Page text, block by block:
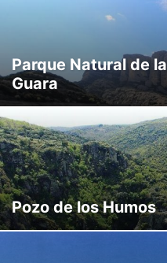
Parque Natural de
Guara
Pozo de los Humos